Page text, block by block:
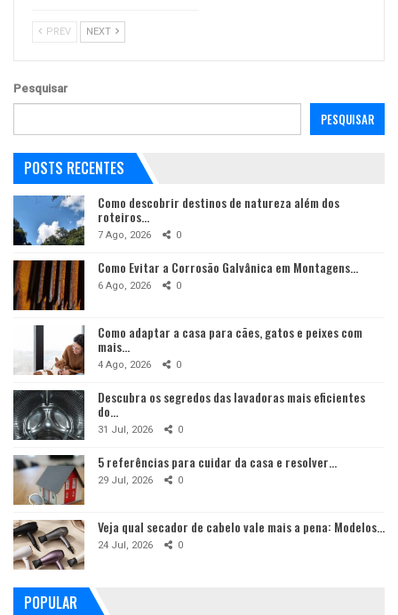
PREV NEXT
Pesquisar
PESQUISAR
POSTS RECENTES
Como descobrir destinos de natureza além dos
roteiros…
7 Ago, 2026 0
Como Evitar a Corrosão Galvânica em Montagens…
6 Ago, 2026 0
Como adaptar a casa para cães, gatos e peixes com
mais…
4 Ago, 2026 0
Descubra os segredos das lavadoras mais eficientes
do…
31 Jul, 2026 0
5 referências para cuidar da casa e resolver…
29 Jul, 2026 0
Veja qual secador de cabelo vale mais a pena: Modelos…
24 Jul, 2026 0
POPULAR